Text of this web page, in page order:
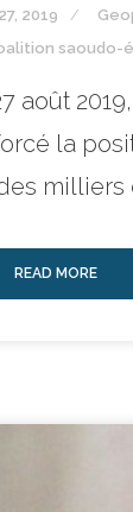
2019
saoudo-
août
la
milliers
READ MORE